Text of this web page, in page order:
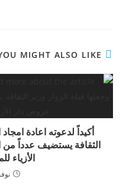
MIGHT ALSO LIKE
أكيداً لدعوته اعادة امجاد
الثقافة يستضيف عدداً
الأزياء